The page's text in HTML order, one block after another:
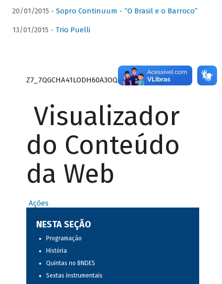
20/01/2015 - Sopro Continuum - “O Brasil e o Barroco”
13/01/2015 - Trio Puelli
Z7_7QGCHA41LODH60A3OQA8RN1415
Visualizador
do Conteúdo
da Web
Ações
NESTA SEÇÃO
Programação
História
Quintas no BNDES
Sextas instrumentais